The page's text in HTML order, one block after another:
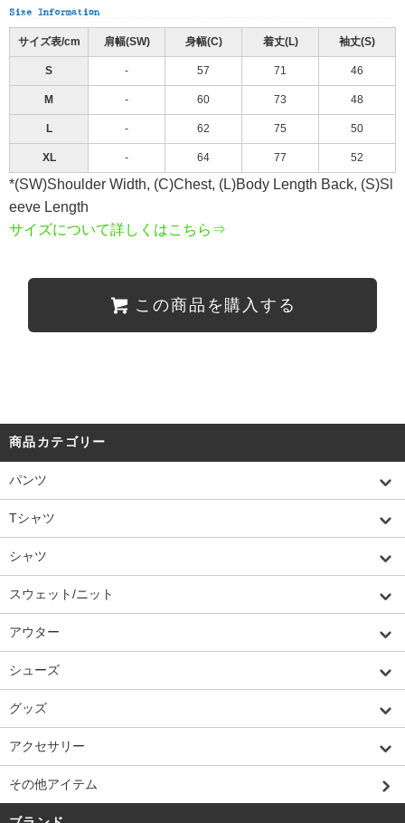
サイズ表/cm 肩幅(SW) 身幅(C) 着丈(L) 袖丈(S)
S - 57 71 46
M - 60 73 48
L - 62 75 50
XL - 64 77 52
*(SW)Shoulder Width, (C)Chest, (L)Body Length Back, (S)Sl
eeve Length
サイズについて詳しくはこちら⇒
この商品を購入する
商品カテゴリー
パンツ
Tシャツ
シャツ
スウェット/ニット
アウター
シューズ
グッズ
アクセサリー
その他アイテム